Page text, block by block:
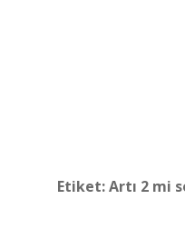
Etiket:Artı 2 mi